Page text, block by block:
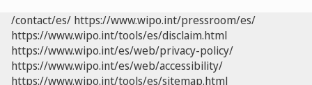
/contact/es/ https://www.wipo.int/pressroom/es/
https://www.wipo.int/tools/es/disclaim.html
https://www.wipo.int/es/web/privacy-policy/
https://www.wipo.int/es/web/accessibility/
https://www.wipo.int/tools/es/sitemap.html